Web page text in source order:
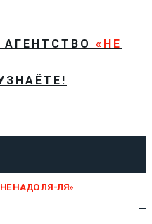
«НЕ
НАДО ЛЯ-ЛЯ»